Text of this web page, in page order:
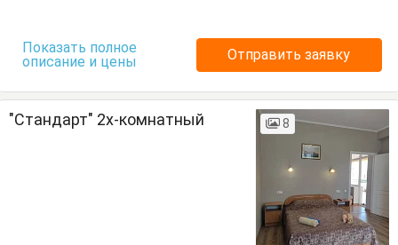
Показать полное
описание и цены
Отправить заявку
"Стандарт" 2х-комнатный 8